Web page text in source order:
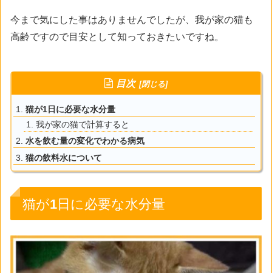
今まで気にした事はありませんでしたが、我が家の猫も
高齢ですので目安として知っておきたいですね。
目次
猫が1日に必要な水分量
我が家の猫で計算すると
水を飲む量の変化でわかる病気
猫の飲料水について
猫が1日に必要な水分量